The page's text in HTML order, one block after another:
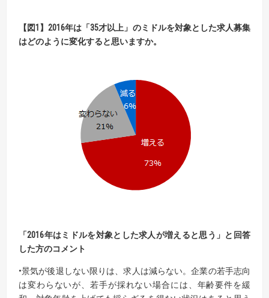
【図1】2016年は「35才以上」のミドルを対象とした求人募集
はどのように変化すると思いますか。
「2016年はミドルを対象とした求人が増えると思う」と回答
した方のコメント
•景気が後退しない限りは、求人は減らない。企業の若手志向
は変わらないが、若手が採れない場合には、年齢要件を緩